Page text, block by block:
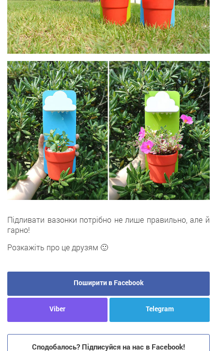
Підливати вазонки потрібно не лише правильно, але й
гарно!
Розкажіть про це друзям 🙂
Поширити в Facebook
Viber Telegram
Сподобалось? Підписуйся на нас в Facebook!